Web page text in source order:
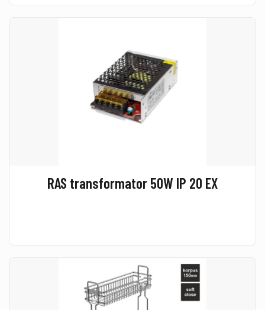
RAS transformator 50W IP 20 EX